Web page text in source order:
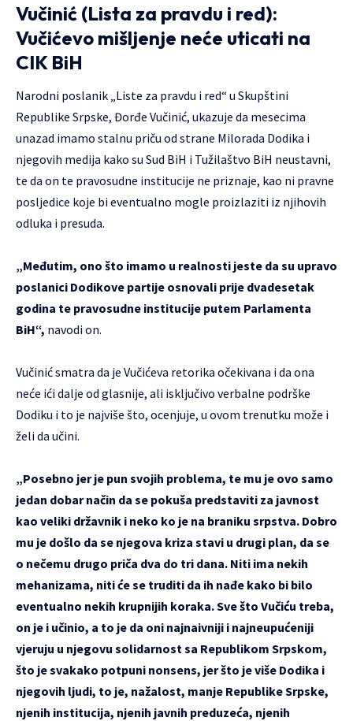
Vučinić (Lista za pravdu i red):
Vučićevo mišljenje neće uticati na
CIK BiH
Narodni poslanik „Liste za pravdu i red“ u Skupštini
Republike Srpske, Đorđe Vučinić, ukazuje da mesecima
unazad imamo stalnu priču od strane Milorada Dodika i
njegovih medija kako su Sud BiH i Tužilaštvo BiH neustavni,
te da on te pravosudne institucije ne priznaje, kao ni pravne
posljedice koje bi eventualno mogle proizlaziti iz njihovih
odluka i presuda.
„Međutim, ono što imamo u realnosti jeste da su upravo
poslanici Dodikove partije osnovali prije dvadesetak
godina te pravosudne institucije putem Parlamenta
BiH“, navodi on.
Vučinić smatra da je Vučićeva retorika očekivana i da ona
neće ići dalje od glasnije, ali isključivo verbalne podrške
Dodiku i to je najviše što, ocenjuje, u ovom trenutku može i
želi da učini.
„Posebno jer je pun svojih problema, te mu je ovo samo
jedan dobar način da se pokuša predstaviti za javnost
kao veliki državnik i neko ko je na braniku srpstva. Dobro
mu je došlo da se njegova kriza stavi u drugi plan, da se
o nečemu drugo priča dva do tri dana. Niti ima nekih
mehanizama, niti će se truditi da ih nađe kako bi bilo
eventualno nekih krupnijih koraka. Sve što Vučiću treba,
on je i učinio, a to je da oni najnaivniji i najneupućeniji
vjeruju u njegovu solidarnost sa Republikom Srpskom,
što je svakako potpuni nonsens, jer što je više Dodika i
njegovih ljudi, to je, nažalost, manje Republike Srpske,
njenih institucija, njenih javnih preduzeća, njenih